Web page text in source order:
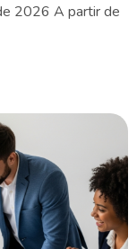
2026 A partir de